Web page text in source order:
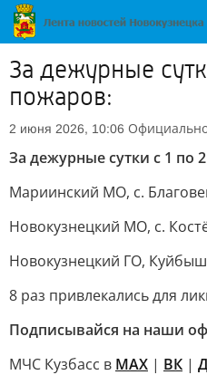
За дежурные
пожаров:
2 июня 2026, 10:06
За дежурные сутки с 1 по
Мариинский МО, с.
Новокузнецкий МО, с.
Новокузнецкий ГО,
8 раз привлекались для
Подписывайся на наши
МЧС Кузбасс в MAX | ВК |